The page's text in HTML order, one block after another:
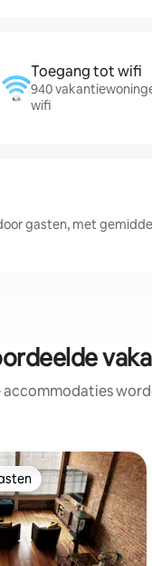
Toegang tot wifi
940
wifi
gasten, met
accommodaties